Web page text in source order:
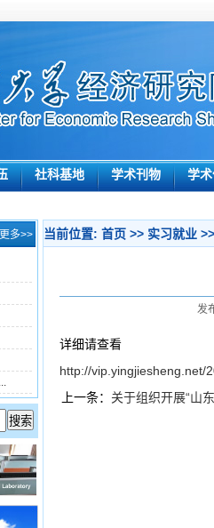
社科基地 学术刊物 学
更多>> 当前位置: 首页 >> 实习就业
发
详细请查看
http://vip.yingjiesheng.net/
上一条： 关于组织开展“山